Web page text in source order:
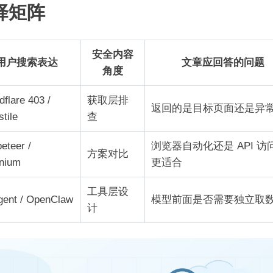
矩阵
户搜索表达
安全内容
角度
文章应回答的问题
403 /
获取层排
查
返回的是目标页面还是异
/
方案对比
浏览器自动化还是 API 访
更适合
/ OpenClaw
工具层设
计
模型前面是否需要独立取